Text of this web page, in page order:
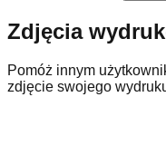
Zdjęcia
Pomóż innym
zdjęcie swojego